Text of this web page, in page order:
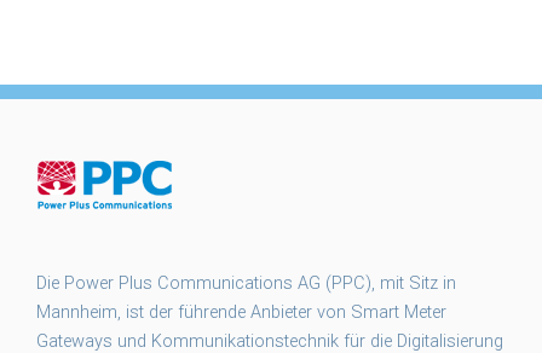
Die Power Plus Communications AG (PPC), mit Sitz in
Mannheim, ist der führende Anbieter von Smart Meter
Gateways und Kommunikationstechnik für die Digitalisierung